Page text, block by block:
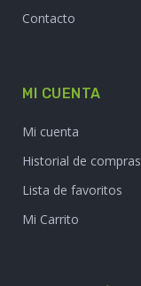
Contacto
MI CUENTA
Mi cuenta
Historial de compras
Lista de favoritos
Mi Carrito